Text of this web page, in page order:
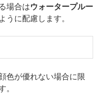
場合はウォータープルー
に配慮します。
色が優れない場合に限